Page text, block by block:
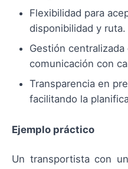
Flexibilidad para
disponibilidad y ruta.
Gestión
comunicación con
Transparencia en
facilitando la
Ejemplo práctico
Un transportista con